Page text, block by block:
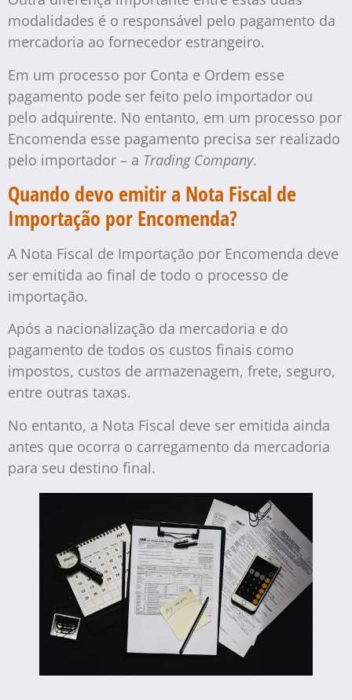
modalidades é o responsável pelo pagamento da
mercadoria ao fornecedor estrangeiro.
Em um processo por Conta e Ordem esse
pagamento pode ser feito pelo importador ou
pelo adquirente. No entanto, em um processo por
Encomenda esse pagamento precisa ser realizado
pelo importador – a Trading Company.
Quando devo emitir a Nota Fiscal de
Importação por Encomenda?
A Nota Fiscal de Importação por Encomenda deve
ser emitida ao final de todo o processo de
importação.
Após a nacionalização da mercadoria e do
pagamento de todos os custos finais como
impostos, custos de armazenagem, frete, seguro,
entre outras taxas.
No entanto, a Nota Fiscal deve ser emitida ainda
antes que ocorra o carregamento da mercadoria
para seu destino final.